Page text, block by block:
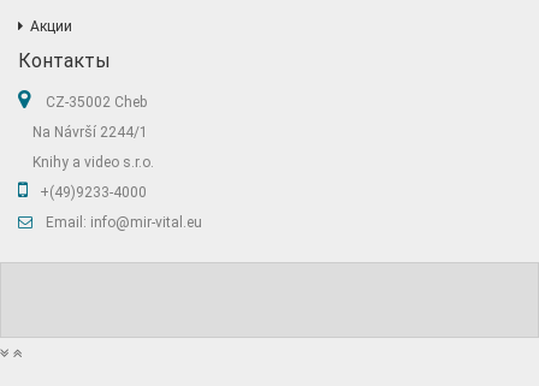
Акции
Контакты
CZ-35002 Cheb
Na Návrší 2244/1
Knihy a video s.r.o.
+(49)9233-4000
Email: info@mir-vital.eu